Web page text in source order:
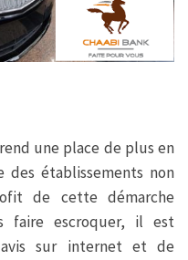
une place de plus en
établissements non
de cette démarche
faire escroquer, il est
sur internet et de